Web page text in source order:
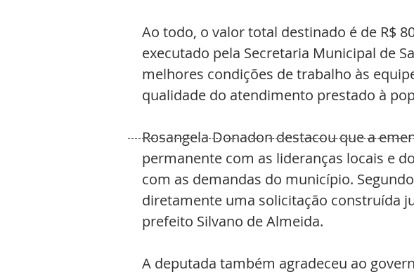
Ao todo, o valor total destinado é de R$
executado pela Secretaria Municipal de
melhores condições de trabalho às
qualidade do atendimento prestado à
Rosangela Donadon destacou que a
permanente com as lideranças locais e
com as demandas do município.
diretamente uma solicitação construída
prefeito Silvano de Almeida.
A deputada também agradeceu ao